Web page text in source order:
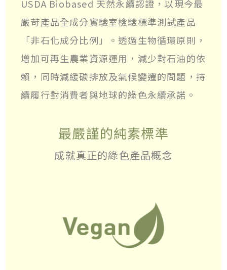
USDA Biobased 天然永續認證，以現今最
嚴苛產品全成分實驗室檢驗標準測試產品
「非石化成分比例」。透過生物循環原則，
增加可再生農業資源運用，減少對石油的依
賴，同時減緩碳排放及氣候變遷的問題，持
續履行對消費者與地球的綠色永續承諾。
最嚴謹的純素標準
成就真正的綠色產品概念